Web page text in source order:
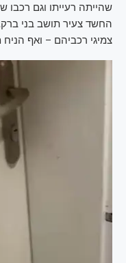
שהייתה רעייתו וגם רכבו
החשד צעיר תושב בני
צמיגי רכביהם – ואף